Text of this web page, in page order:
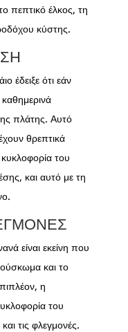
πεπτικό έλκος, τη
κύστης.
έδειξε ότι εάν
πλάτης. Αυτό
θρεπτικά
του
και αυτό με τη
είναι εκείνη που
και το
η
του
τις φλεγμονές.